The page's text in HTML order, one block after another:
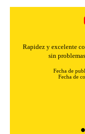
Rapidez y excelente
sin
Fecha de
Fecha de